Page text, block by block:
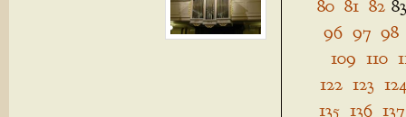
80 81 82 83
96 97 98
109 110
122 123 124
135 136 137